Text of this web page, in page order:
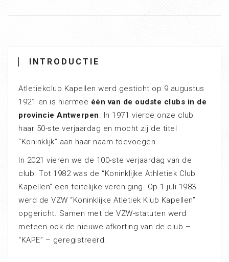
INTRODUCTIE
Atletiekclub Kapellen werd gesticht op 9 augustus
1921 en is hiermee één van de oudste clubs in de
provincie Antwerpen. In 1971 vierde onze club
haar 50-ste verjaardag en mocht zij de titel
“Koninklijk” aan haar naam toevoegen.
In 2021 vieren we de 100-ste verjaardag van de
club. Tot 1982 was de “Koninklijke Athletiek Club
Kapellen” een feitelijke vereniging. Op 1 juli 1983
werd de VZW “Koninklijke Atletiek Klub Kapellen”
opgericht. Samen met de VZW-statuten werd
meteen ook de nieuwe afkorting van de club –
“KAPE” – geregistreerd.